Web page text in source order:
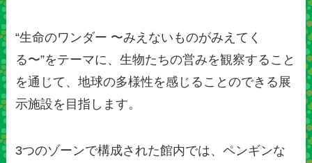
“生命のワンダー 〜みえないものがみえてく
る〜”をテーマに、生物たちの営みを観察すること
を通じて、地球の多様性を感じることのできる展
示施設を目指します。
3つのゾーンで構成された館内では、ペンギンな